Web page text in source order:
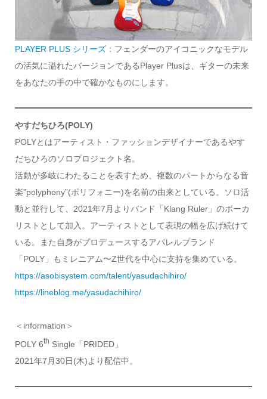
PLAYER PLUS シリーズ：フェンダーのアイコニックなモデル
の活気に溢れたバージョンであるPlayer Plusは、ギターの未来
をあなたの手の中で確かなものにします。
やすだちひろ(POLY)
POLYとはアーティスト・ファッションデザイナーであるやす
だちひろのソロプロジェクト名。
活動が多岐にわたることを表すため、複数のパートからなる音
楽”polyphony”(ポリフォニー)を名前の由来としている。ソロ活
動と並行して、2021年7月よりバンド「Klang Ruler」のボーカ
リストとして加入。アーティストとして表現の幅を広げ続けて
いる。また自身がプロデュースするアパレルブランド
「POLY」もミレニアム〜Z世代を中心に支持を集めている。
https://asobisystem.com/talent/yasudachihiro/
https://lineblog.me/yasudachihiro/
＜information＞
POLY 6th Single「PRIDED」
2021年7月30日(木)より配信中。